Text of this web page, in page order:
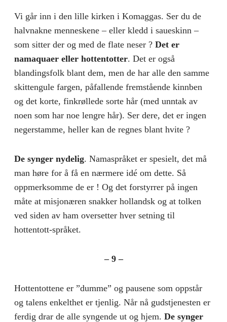
Vi går inn i den lille kirken i Komaggas. Ser du de
halvnakne menneskene – eller kledd i saueskinn –
som sitter der og med de flate neser ? Det er
namaquaer eller hottentotter. Det er også
blandingsfolk blant dem, men de har alle den samme
skittengule fargen, påfallende fremstående kinnben
og det korte, finkrøllede sorte hår (med unntak av
noen som har noe lengre hår). Ser dere, det er ingen
negerstamme, heller kan de regnes blant hvite ?
De synger nydelig. Namaspråket er spesielt, det må
man høre for å få en nærmere idé om dette. Så
oppmerksomme de er ! Og det forstyrrer på ingen
måte at misjonæren snakker hollandsk og at tolken
ved siden av ham oversetter hver setning til
hottentott-språket.
– 9 –
Hottentottene er ”dumme” og pausene som oppstår
og talens enkelthet er tjenlig. Når nå gudstjenesten er
ferdig drar de alle syngende ut og hjem. De synger